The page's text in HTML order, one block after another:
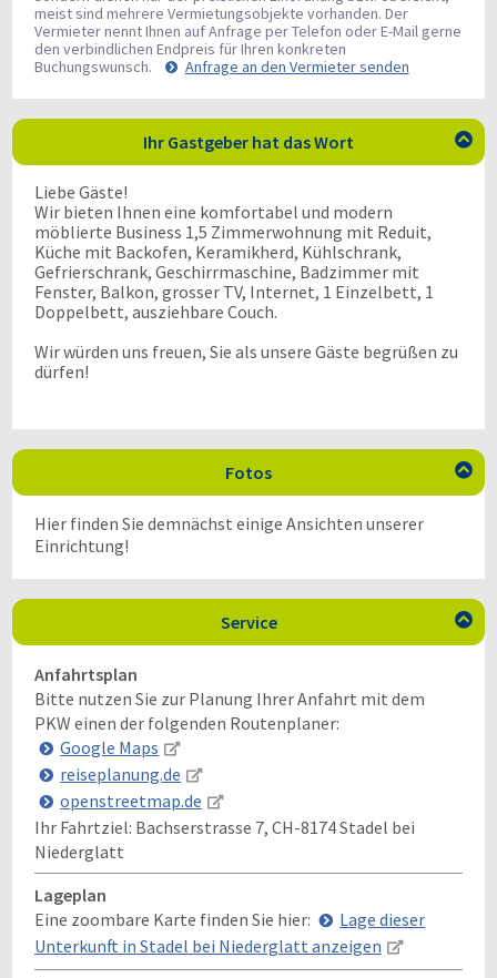
meist sind mehrere Vermietungsobjekte vorhanden. Der
Vermieter nennt Ihnen auf Anfrage per Telefon oder E-Mail gerne
den verbindlichen Endpreis für Ihren konkreten
Buchungswunsch.
Anfrage an den Vermieter senden
Ihr Gastgeber hat das Wort 
Liebe Gäste!
Wir bieten Ihnen eine komfortabel und modern
möblierte Business 1,5 Zimmerwohnung mit Reduit,
Küche mit Backofen, Keramikherd, Kühlschrank,
Gefrierschrank, Geschirrmaschine, Badzimmer mit
Fenster, Balkon, grosser TV, Internet, 1 Einzelbett, 1
Doppelbett, ausziehbare Couch.
Wir würden uns freuen, Sie als unsere Gäste begrüßen zu
dürfen!
Fotos 
Hier finden Sie demnächst einige Ansichten unserer
Einrichtung!
Service 
Anfahrtsplan
Bitte nutzen Sie zur Planung Ihrer Anfahrt mit dem
PKW einen der folgenden Routenplaner:
Google Maps
reiseplanung.de
openstreetmap.de
Ihr Fahrtziel: Bachserstrasse 7, CH-8174 Stadel bei
Niederglatt
Lageplan
Eine zoombare Karte finden Sie hier:
Lage dieser
Unterkunft in Stadel bei Niederglatt anzeigen